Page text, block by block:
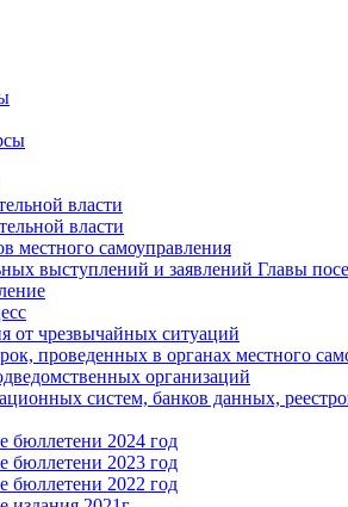
власти
власти
местного самоуправления
выступлений и заявлений Главы
от чрезвычайных ситуаций
проведенных в органах местного
организаций
систем, банков данных,
2024 год
2023 год
2022 год